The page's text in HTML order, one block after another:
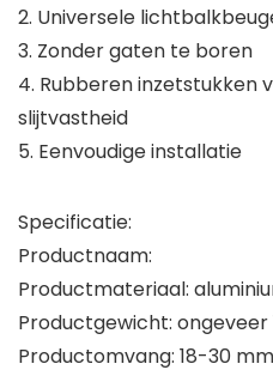
2. Universele
3. Zonder gaten te boren
4. Rubberen inzetstukken
slijtvastheid
5. Eenvoudige installatie
Specificatie:
Productnaam:
Productmateriaal:
Productgewicht:
Productomvang: 18-30 mm